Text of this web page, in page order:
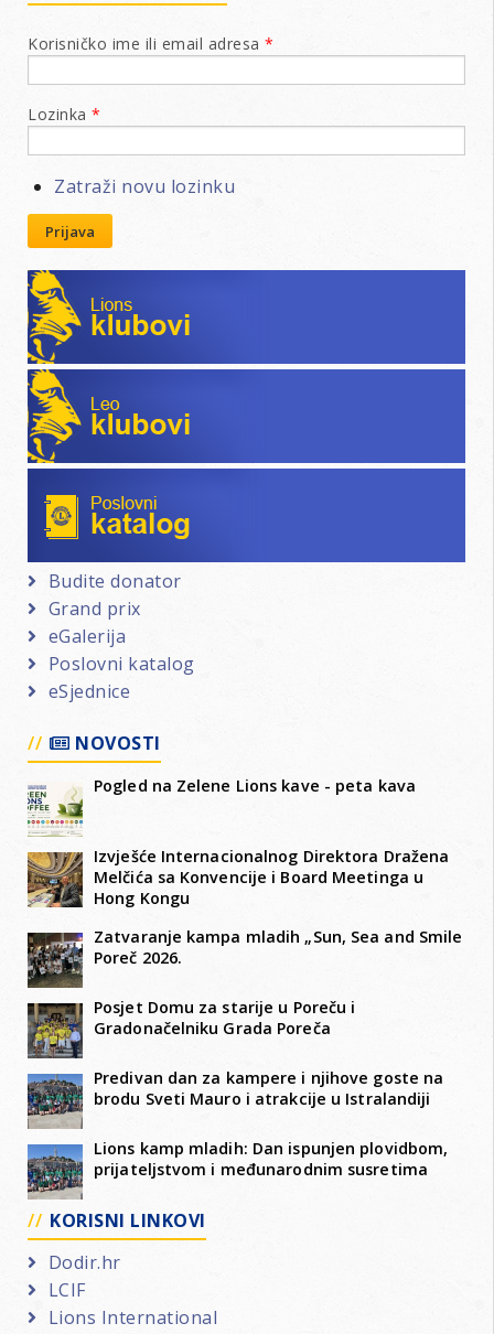
Korisničko ime ili email adresa *
Lozinka *
Zatraži novu lozinku
Prijava
Lions klubovi
Leo klubovi
Budite donator
Grand prix
eGalerija
Poslovni katalog
eSjednice
NOVOSTI
Pogled na Zelene Lions kave - peta kava
Izvješće Internacionalnog Direktora Dražena
Melčića sa Konvencije i Board Meetinga u
Hong Kongu
Zatvaranje kampa mladih „Sun, Sea and Smile
Poreč 2026.
Posjet Domu za starije u Poreču i
Gradonačelniku Grada Poreča
Predivan dan za kampere i njihove goste na
brodu Sveti Mauro i atrakcije u Istralandiji
Lions kamp mladih: Dan ispunjen plovidbom,
prijateljstvom i međunarodnim susretima
KORISNI LINKOVI
Dodir.hr
LCIF
Lions International